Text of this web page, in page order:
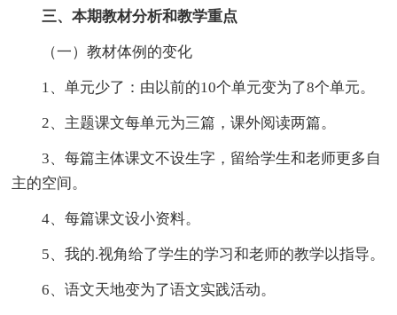
三、本期教材分析和教学重点
（一）教材体例的变化
1、单元少了：由以前的10个单元变为了8个单元。
2、主题课文每单元为三篇，课外阅读两篇。
3、每篇主体课文不设生字，留给学生和老师更多自
主的空间。
4、每篇课文设小资料。
5、我的.视角给了学生的学习和老师的教学以指导。
6、语文天地变为了语文实践活动。